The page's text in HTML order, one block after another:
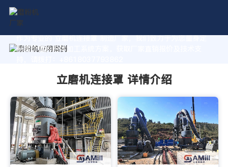
作为专业的 立磨机连接罩 制造厂家，我们致力于为您量身定
制高价值的粉体加工系统方案。获取厂家直销报价及技术支
立磨机连接罩 详情介绍